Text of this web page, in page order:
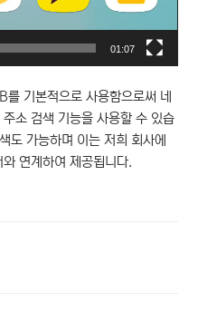
01:07
기본적으로 사용함으로써 네
소 검색 기능을 사용할 수 있습
도 가능하며 이는 저희 회사에
연계하여 제공됩니다.